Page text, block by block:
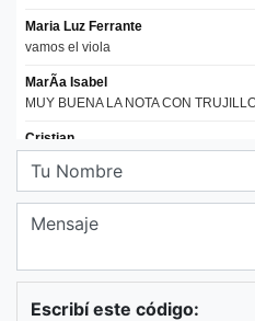
Escribí este código: